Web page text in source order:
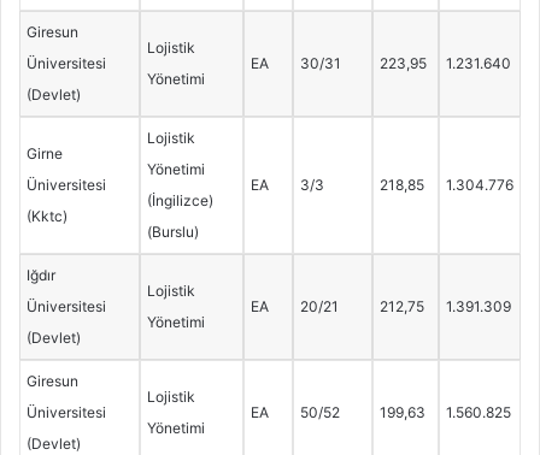
Giresun
Üniversitesi
(Devlet)
Lojistik
Yönetimi
EA 30/31 223,95 1.231.640
Girne
Üniversitesi
(Kktc)
Lojistik
Yönetimi
(İngilizce)
(Burslu)
EA 3/3 218,85 1.304.776
Iğdır
Üniversitesi
(Devlet)
Lojistik
Yönetimi
EA 20/21 212,75 1.391.309
Giresun
Üniversitesi
(Devlet)
Lojistik
Yönetimi
EA 50/52 199,63 1.560.825